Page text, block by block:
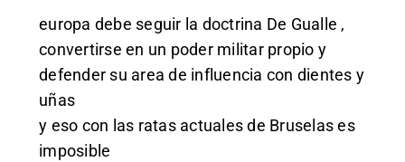
europa debe seguir la doctrina De Gualle ,
convertirse en un poder militar propio y
defender su area de influencia con dientes y
uñas
y eso con las ratas actuales de Bruselas es
imposible